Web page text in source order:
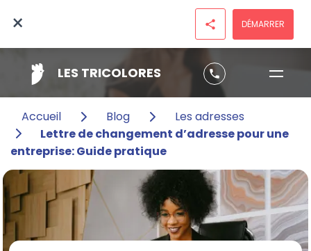
LES TRICOLORES phone
× share DÉMARRER
Accueil Blog
Les adresses
Lettre de changement d’adresse pour une
entreprise: Guide pratique